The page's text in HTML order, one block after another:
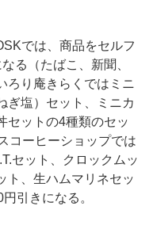
では、商品をセルフ
る（たばこ、新聞、
ろり庵きらくではミニ
ぎ塩）セット、ミニカ
セットの4種類のセッ
コーヒーショップでは
セット、クロックムッ
ト、生ハムマリネセッ
引きになる。